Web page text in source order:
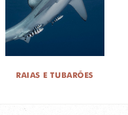
RAIAS E TUBARÕES